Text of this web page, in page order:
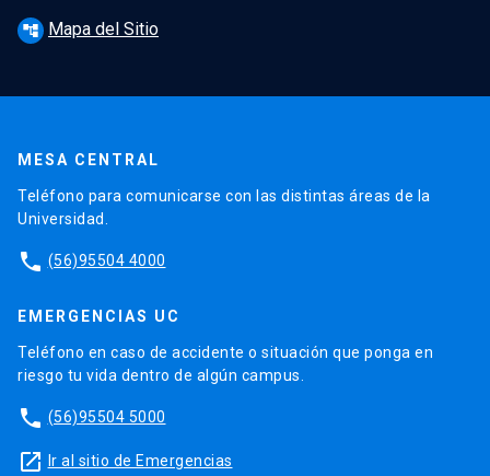
account_tree Mapa del Sitio
MESA CENTRAL
Teléfono para comunicarse con las distintas áreas de la
Universidad.
phone (56)95504 4000
EMERGENCIAS UC
Teléfono en caso de accidente o situación que ponga en
riesgo tu vida dentro de algún campus.
phone (56)95504 5000
launch Ir al sitio de Emergencias